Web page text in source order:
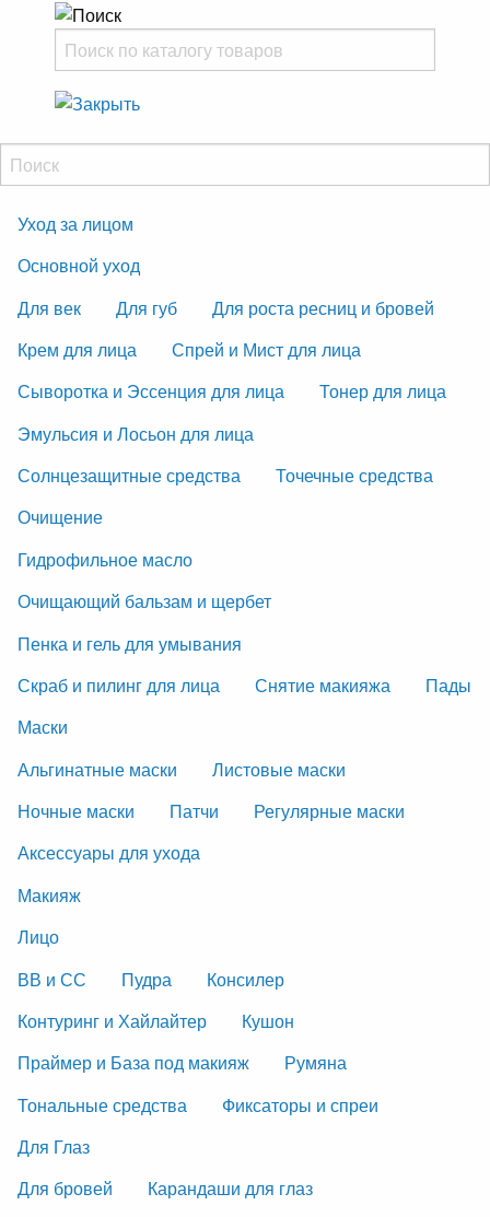
Уход за лицом
Основной уход
Для век
Для губ
Для роста ресниц и бровей
Крем для лица
Спрей и Мист для лица
Сыворотка и Эссенция для лица
Тонер для лица
Эмульсия и Лосьон для лица
Солнцезащитные средства
Точечные средства
Очищение
Гидрофильное масло
Очищающий бальзам и щербет
Пенка и гель для умывания
Скраб и пилинг для лица
Снятие макияжа
Пады
Маски
Альгинатные маски
Листовые маски
Ночные маски
Патчи
Регулярные маски
Аксессуары для ухода
Макияж
Лицо
ВВ и СС
Пудра
Консилер
Контуринг и Хайлайтер
Кушон
Праймер и База под макияж
Румяна
Тональные средства
Фиксаторы и спреи
Для Глаз
Для бровей
Карандаши для глаз